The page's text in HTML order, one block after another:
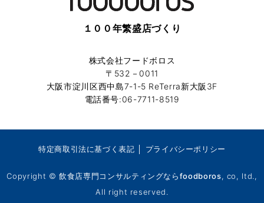
１００年繁盛店づくり
株式会社フードボロス
〒532－0011
大阪市淀川区西中島7-1-5 ReTerra新大阪3F
電話番号:06-7711-8519
特定商取引法に基づく表記 プライバシーポリシー
Copyright ©飲食店専門コンサルティングならfoodboros, co, ltd.,
All right reserved.